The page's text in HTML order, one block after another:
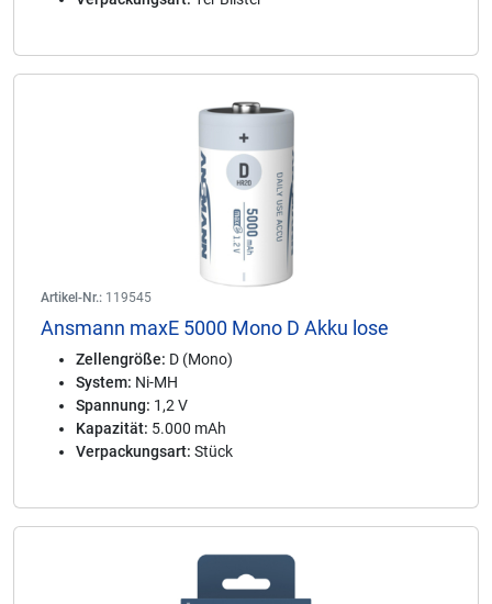
Artikel-Nr.: 119545
Ansmann maxE 5000 Mono D Akku lose
Zellengröße: D (Mono)
System: Ni-MH
Spannung: 1,2 V
Kapazität: 5.000 mAh
Verpackungsart: Stück